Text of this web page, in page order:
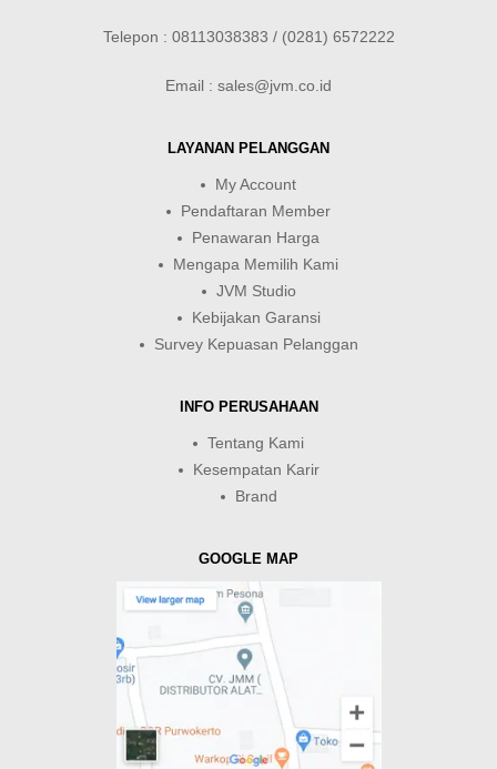
Telepon : 08113038383 / (0281) 6572222
Email : sales@jvm.co.id
LAYANAN PELANGGAN
My Account
Pendaftaran Member
Penawaran Harga
Mengapa Memilih Kami
JVM Studio
Kebijakan Garansi
Survey Kepuasan Pelanggan
INFO PERUSAHAAN
Tentang Kami
Kesempatan Karir
Brand
GOOGLE MAP